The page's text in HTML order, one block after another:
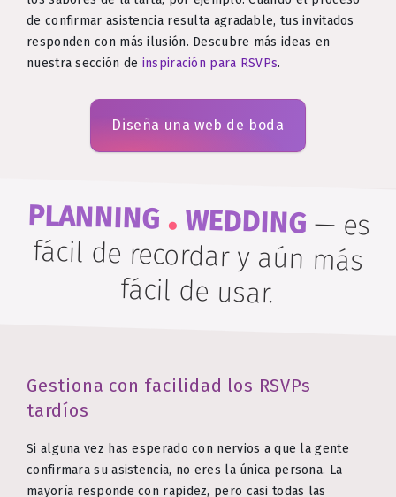
de confirmar asistencia resulta agradable, tus invitados
responden con más ilusión. Descubre más ideas en
nuestra sección de inspiración para RSVPs.
Diseña una web de boda
PLANNING . WEDDING— es
fácil de recordar y aún más
fácil de usar.
Gestiona con facilidad los RSVPs
tardíos
Si alguna vez has esperado con nervios a que la gente
confirmara su asistencia, no eres la única persona. La
mayoría responde con rapidez, pero casi todas las